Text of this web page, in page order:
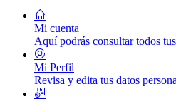
Mi cuenta
Aquí podrás consultar todos
Mi Perfil
Revisa y edita tus datos